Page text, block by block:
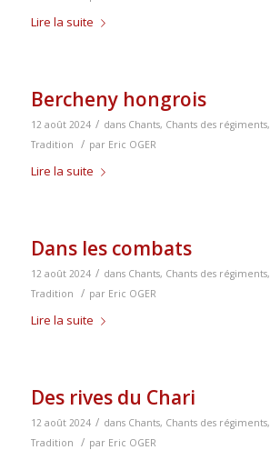
Lire la suite
Bercheny hongrois
12 août 2024 / dans Chants, Chants des régiments,
Tradition
/ par Eric OGER
Lire la suite
Dans les combats
12 août 2024 / dans Chants, Chants des régiments,
Tradition
/ par Eric OGER
Lire la suite
Des rives du Chari
12 août 2024 / dans Chants, Chants des régiments,
Tradition
/ par Eric OGER